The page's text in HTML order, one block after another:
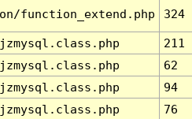
function_extend.php 324
211
62
94
76